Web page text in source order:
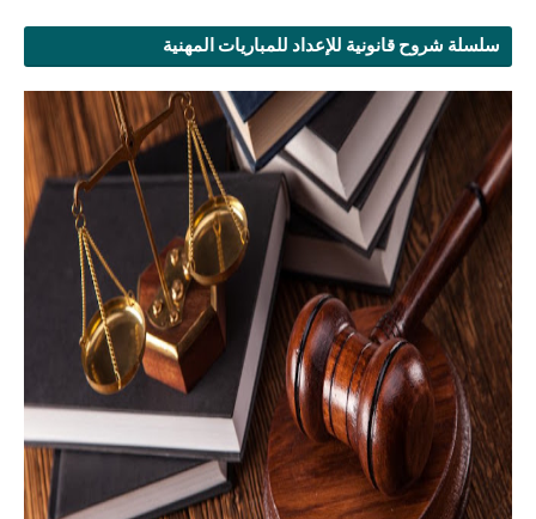
سلسلة شروح قانونية للإعداد للمباريات المهنية